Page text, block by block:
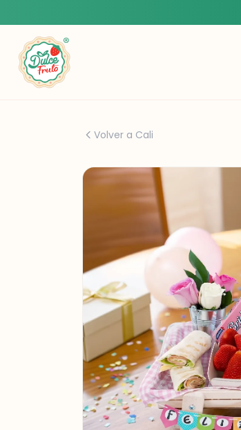
Volver a Cali